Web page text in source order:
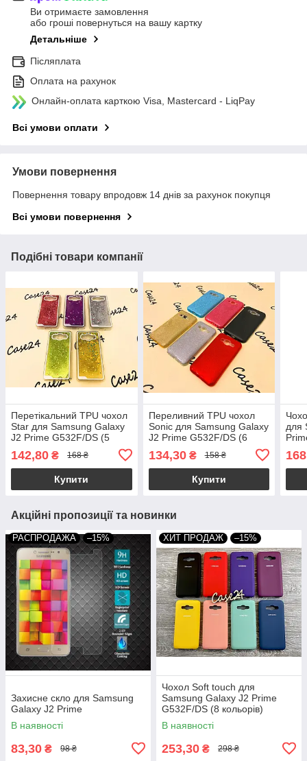
Ви отримаєте замовлення
або гроші повернуться на вашу картку
Детальніше
Післяплата
Оплата на рахунок
Онлайн-оплата карткою Visa, Mastercard - LiqPay
Всі умови оплати
Умови повернення
Повернення товару впродовж 14 днів за рахунок покупця
Всі умови повернення
Подібні товари компанії
Перетікальний TPU чохол
Star для Samsung Galaxy
J2 Prime G532F/DS (5
142,80 ₴ 168 ₴
Купити
Переливний TPU чохол
Sonic для Samsung Galaxy
J2 Prime G532F/DS (6
134,30₴ 158 ₴
Купити
для
Акційні пропозиції та новинки
РАСПРОДАЖА –15%
Захисне скло для Samsung
Galaxy J2 Prime
В наявності
83,30 ₴ 98 ₴
ХИТ ПРОДАЖ –15%
Чохол Soft touch для
Samsung Galaxy J2 Prime
G532F/DS (8 кольорів)
В наявності
253,30 ₴ 298 ₴